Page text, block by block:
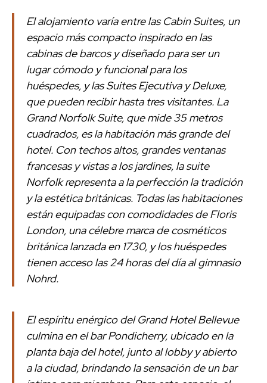
El alojamiento varía entre las Cabin Suites, un
espacio más compacto inspirado en las
cabinas de barcos y diseñado para ser un
lugar cómodo y funcional para los
huéspedes, y las Suites Ejecutiva y Deluxe,
que pueden recibir hasta tres visitantes. La
Grand Norfolk Suite, que mide 35 metros
cuadrados, es la habitación más grande del
hotel. Con techos altos, grandes ventanas
francesas y vistas a los jardines, la suite
Norfolk representa a la perfección la tradición
y la estética británicas. Todas las habitaciones
están equipadas con comodidades de Floris
London, una célebre marca de cosméticos
británica lanzada en 1730, y los huéspedes
tienen acceso las 24 horas del día al gimnasio
Nohrd.
El espíritu enérgico del Grand Hotel Bellevue
culmina en el bar Pondicherry, ubicado en la
planta baja del hotel, junto al lobby y abierto
a la ciudad, brindando la sensación de un bar